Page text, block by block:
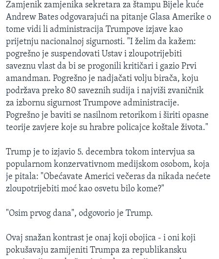
Zamjenik zamjenika sekretara za štampu Bijele kuće
Andrew Bates odgovarajući na pitanje Glasa Amerike o
tome vidi li administracija Trumpove izjave kao
prijetnju nacionalnoj sigurnosti. "I želim da kažem:
pogrešno je suspendovati Ustav i zloupotrijebiti
saveznu vlast da bi se progonili kritičari i gazio Prvi
amandman. Pogrešno je nadjačati volju birača, koju
podržava preko 80 saveznih sudija i najviši zvaničnik
za izbornu sigurnost Trumpove administracije.
Pogrešno je baviti se nasilnom retorikom i širiti opasne
teorije zavjere koje su hrabre policajce koštale života."
Trump je to izjavio 5. decembra tokom intervjua sa
popularnom konzervativnom medijskom osobom, koja
je pitala: "Obećavate Americi večeras da nikada nećete
zloupotrijebiti moć kao osvetu bilo kome?"
"Osim prvog dana", odgovorio je Trump.
Ovaj snažan kontrast je onaj koji obojica - i oni koji
pokušavaju zamijeniti Trumpa za republikansku